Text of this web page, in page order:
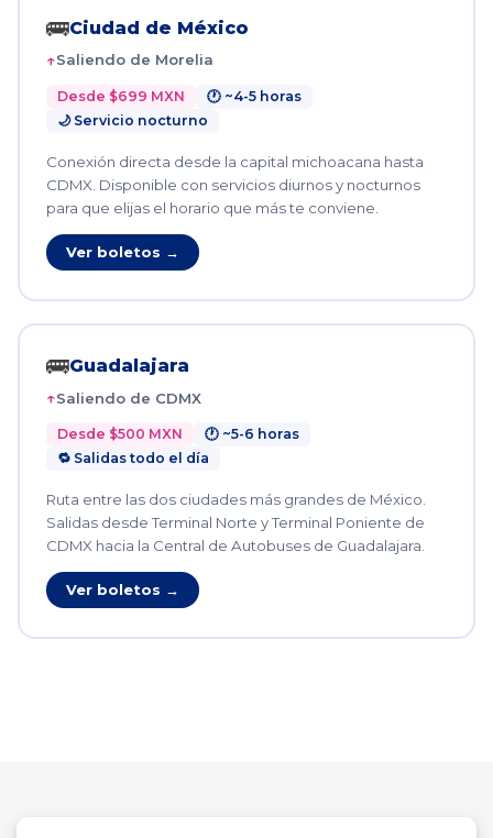
🚌Ciudad de México
Saliendo de Morelia
Desde $699 MXN
🕐 ~4-5 horas
🌙 Servicio nocturno
Conexión directa desde la capital michoacana hasta
CDMX. Disponible con servicios diurnos y nocturnos
para que elijas el horario que más te conviene.
Ver boletos →
🚌Guadalajara
Saliendo de CDMX
Desde $500 MXN
🕐 ~5-6 horas
🔁 Salidas todo el día
Ruta entre las dos ciudades más grandes de México.
Salidas desde Terminal Norte y Terminal Poniente de
CDMX hacia la Central de Autobuses de Guadalajara.
Ver boletos →